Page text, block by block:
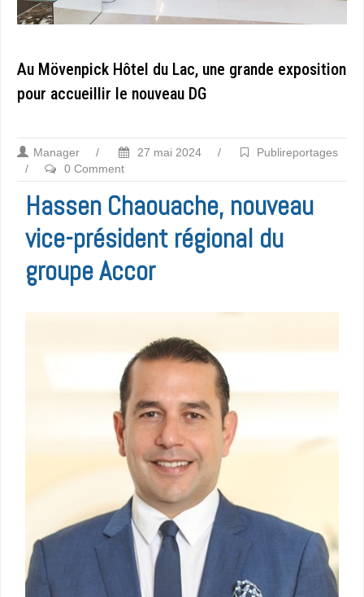
Au Mövenpick Hôtel du Lac, une grande exposition
pour accueillir le nouveau DG
Manager / 27 mai 2024 /
Publireportages
/
0 Comment
Hassen Chaouache, nouveau
vice-président régional du
groupe Accor